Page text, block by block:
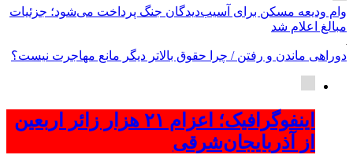
وام ودیعه مسکن برای آسیب‌دیدگان جنگ پرداخت می‌شود؛ جزئیات
مبالغ اعلام شد
دوراهی ماندن و رفتن / چرا حقوق بالاتر دیگر مانع مهاجرت نیست؟
اینفوگرافیک؛ اعزام ۲۱ هزار زائر اربعین
از آذربایجان‌شرقی